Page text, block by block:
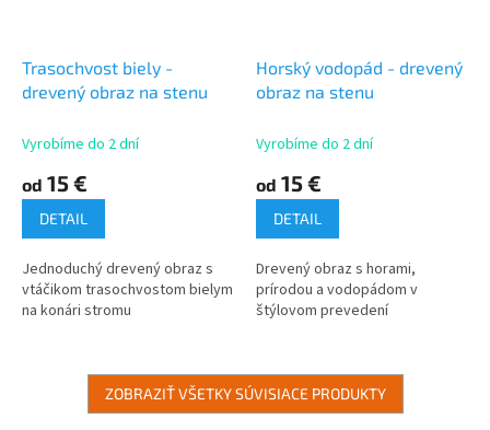
Trasochvost biely -
drevený obraz na stenu
Vyrobíme do 2 dní
od 15 €
DETAIL
Jednoduchý drevený obraz s
vtáčikom trasochvostom bielym
na konári stromu
Horský vodopád - drevený
obraz na stenu
Vyrobíme do 2 dní
od 15 €
DETAIL
Drevený obraz s horami,
prírodou a vodopádom v
štýlovom prevedení
ZOBRAZIŤ VŠETKY SÚVISIACE PRODUKTY